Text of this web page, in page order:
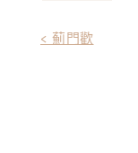
< 薊門歡